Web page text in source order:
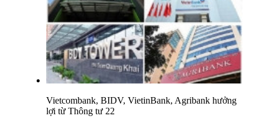
Vietcombank, BIDV, VietinBank, Agribank hưởng
lợi từ Thông tư 22